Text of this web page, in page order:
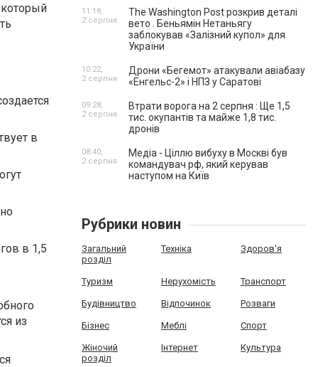
в
в 1,5
из
The Washington Post розкрив деталі
вето . Беньямін Нетаньягу
заблокував «Залізний купол» для
України
11:18,
2 серпня
Дрони «Бегемот» атакували авіабазу
«Енгельс-2» і НПЗ у Саратові
10:22,
2 серпня
Втрати ворога на 2 серпня : Ще 1,5
тис. окупантів та майже 1,8 тис.
дронів
09:28,
2 серпня
Медіа - Ціллю вибуху в Москві був
командувач рф, який керував
наступом на Київ
08:40,
2 серпня
Рубрики новин
Загальний
розділ
Техніка Здоров'я
Туризм Нерухомість Транспорт
Будівництво Відпочинок Розваги
Бізнес Меблі Спорт
Жіночий
розділ
Інтернет Культура